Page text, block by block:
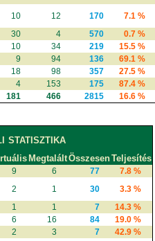
10 12 170
7.1 %
30 4 570
0.7 %
10 34 219
15.5 %
9 94 136
69.1 %
18 98 357
27.5 %
4 153 175
87.4 %
181 466 2815 16.6 %
statisztika
MegtaláltÖsszesenTeljesítés
9 6 77
7.8 %
2 1 30
3.3 %
1 1 7
14.3 %
6 16 84
19.0 %
2 3 7
42.9 %